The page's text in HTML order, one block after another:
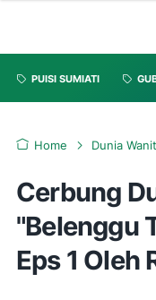
PUISI SUMIATI
Home Dunia
Cerbung
"Belenggu
Eps 1 Oleh